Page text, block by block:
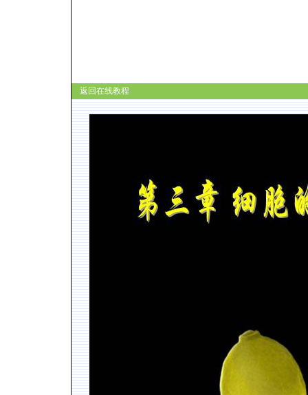
返回在线教程